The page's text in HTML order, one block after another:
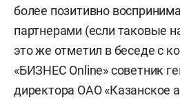
более позитивно
партнерами (если таковые
это же отметил в беседе с
«БИЗНЕС Online» советник
директора ОАО «Казанское